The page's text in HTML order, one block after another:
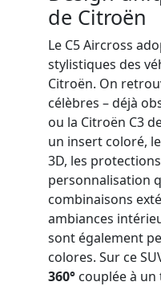
de Citroën
Le C5 Aircross
stylistiques des
Citroën. On
célèbres – déjà
ou la Citroën C3
un insert coloré,
3D, les
personnalisation
combinaisons
ambiances
sont également
colores. Sur ce
360° couplée à